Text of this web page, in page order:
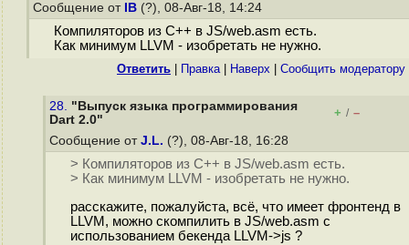
Сообщение от IB (?), 08-Авг-18, 14:24
Компиляторов из C++ в JS/web.asm есть.
Как минимум LLVM - изобретать не нужно.
Ответить Правка| Наверх Cообщить модератору
28. "Выпуск языка программирования
Dart 2.0"
+ / –
Сообщение от J.L. (?), 08-Авг-18, 16:28
> Компиляторов из C++ в JS/web.asm есть.
> Как минимум LLVM - изобретать не нужно.
расскажите, пожалуйста, всё, что имеет фронтенд в
LLVM, можно скомпилить в JS/web.asm с
использованием бекенда LLVM->js ?